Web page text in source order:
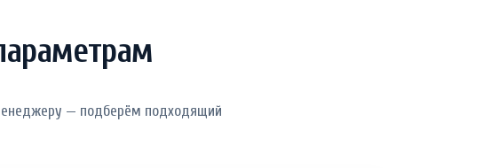
— подберём подходящий